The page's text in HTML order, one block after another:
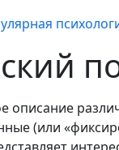
описание
(или